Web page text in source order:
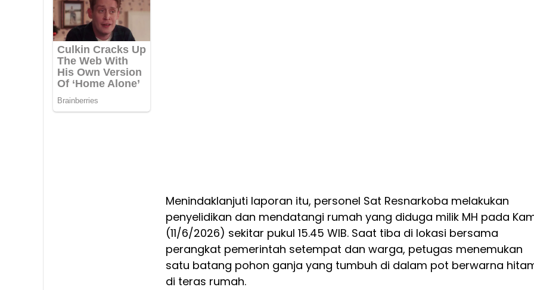
Menindaklanjuti laporan itu, personel Sat Resnarkoba melakukan
penyelidikan dan mendatangi rumah yang diduga milik MH pada
(11/6/2026) sekitar pukul 15.45 WIB. Saat tiba di lokasi bersama
perangkat pemerintah setempat dan warga, petugas menemukan
satu batang pohon ganja yang tumbuh di dalam pot berwarna
di teras rumah.